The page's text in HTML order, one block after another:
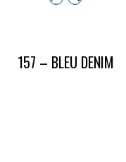
157 – BLEU DENIM